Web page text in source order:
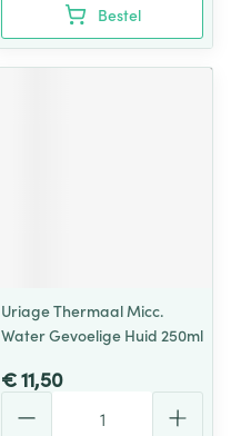
Bestel
Uriage Thermaal Micc.
Water Gevoelige Huid 250ml
€ 11,50